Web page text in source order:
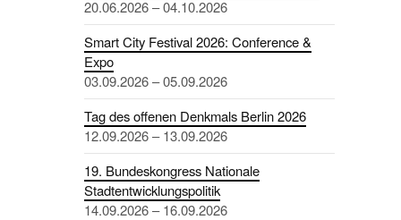
20.06.2026 – 04.10.2026
Smart City Festival 2026: Conference &
Expo
03.09.2026 – 05.09.2026
Tag des offenen Denkmals Berlin 2026
12.09.2026 – 13.09.2026
19. Bundeskongress Nationale
Stadtentwicklungspolitik
14.09.2026 – 16.09.2026